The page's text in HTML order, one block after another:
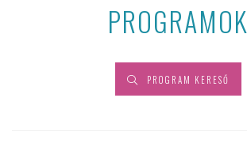
PROGRAMOK
PROGRAM KERESŐ